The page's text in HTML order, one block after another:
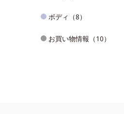
ボディ（8）
お買い物情報（10）